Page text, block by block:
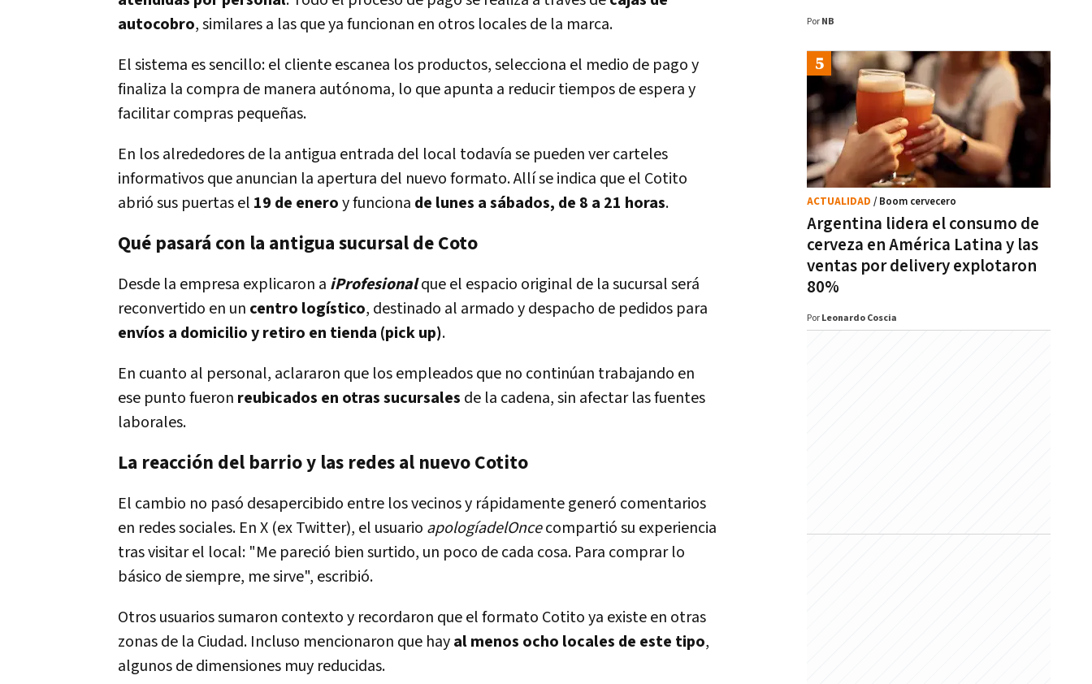
autocobro, similares a las que ya funcionan en otros locales de la marca.
El sistema es sencillo: el cliente escanea los productos, selecciona el medio de pago y
finaliza la compra de manera autónoma, lo que apunta a reducir tiempos de espera y
facilitar compras pequeñas.
En los alrededores de la antigua entrada del local todavía se pueden ver carteles
informativos que anuncian la apertura del nuevo formato. Allí se indica que el Cotito
abrió sus puertas el 19 de eneroy funciona de lunes a sábados, de 8 a 21 horas.
Qué pasará con la antigua sucursal de Coto
Desde la empresa explicaron a iProfesionalque el espacio original de la sucursal será
reconvertido en un centro logístico, destinado al armado y despacho de pedidos para
envíos a domicilio y retiro en tienda (pick up).
En cuanto al personal, aclararon que los empleados que no continúan trabajando en
ese punto fueron reubicados en otras sucursales de la cadena, sin afectar las fuentes
laborales.
La reacción del barrio y las redes al nuevo Cotito
El cambio no pasó desapercibido entre los vecinos y rápidamente generó comentarios
en redes sociales. En X (ex Twitter), el usuario apologíadelOncecompartió su experiencia
tras visitar el local: "Me pareció bien surtido, un poco de cada cosa. Para comprar lo
básico de siempre, me sirve", escribió.
Otros usuarios sumaron contexto y recordaron que el formato Cotito ya existe en otras
zonas de la Ciudad. Incluso mencionaron que hayal menos ocho locales de este tipo,
algunos de dimensiones muy reducidas.
Por NB
Argentina lidera el consumo de
cerveza en América Latina y las
ventas por delivery explotaron
80%
ACTUALIDAD / Boom cervecero
Por Leonardo Coscia